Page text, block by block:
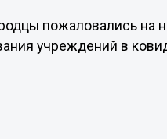
пожаловались на
учреждений в